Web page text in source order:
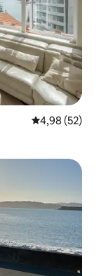
4,98 de uma
4,98 (52)